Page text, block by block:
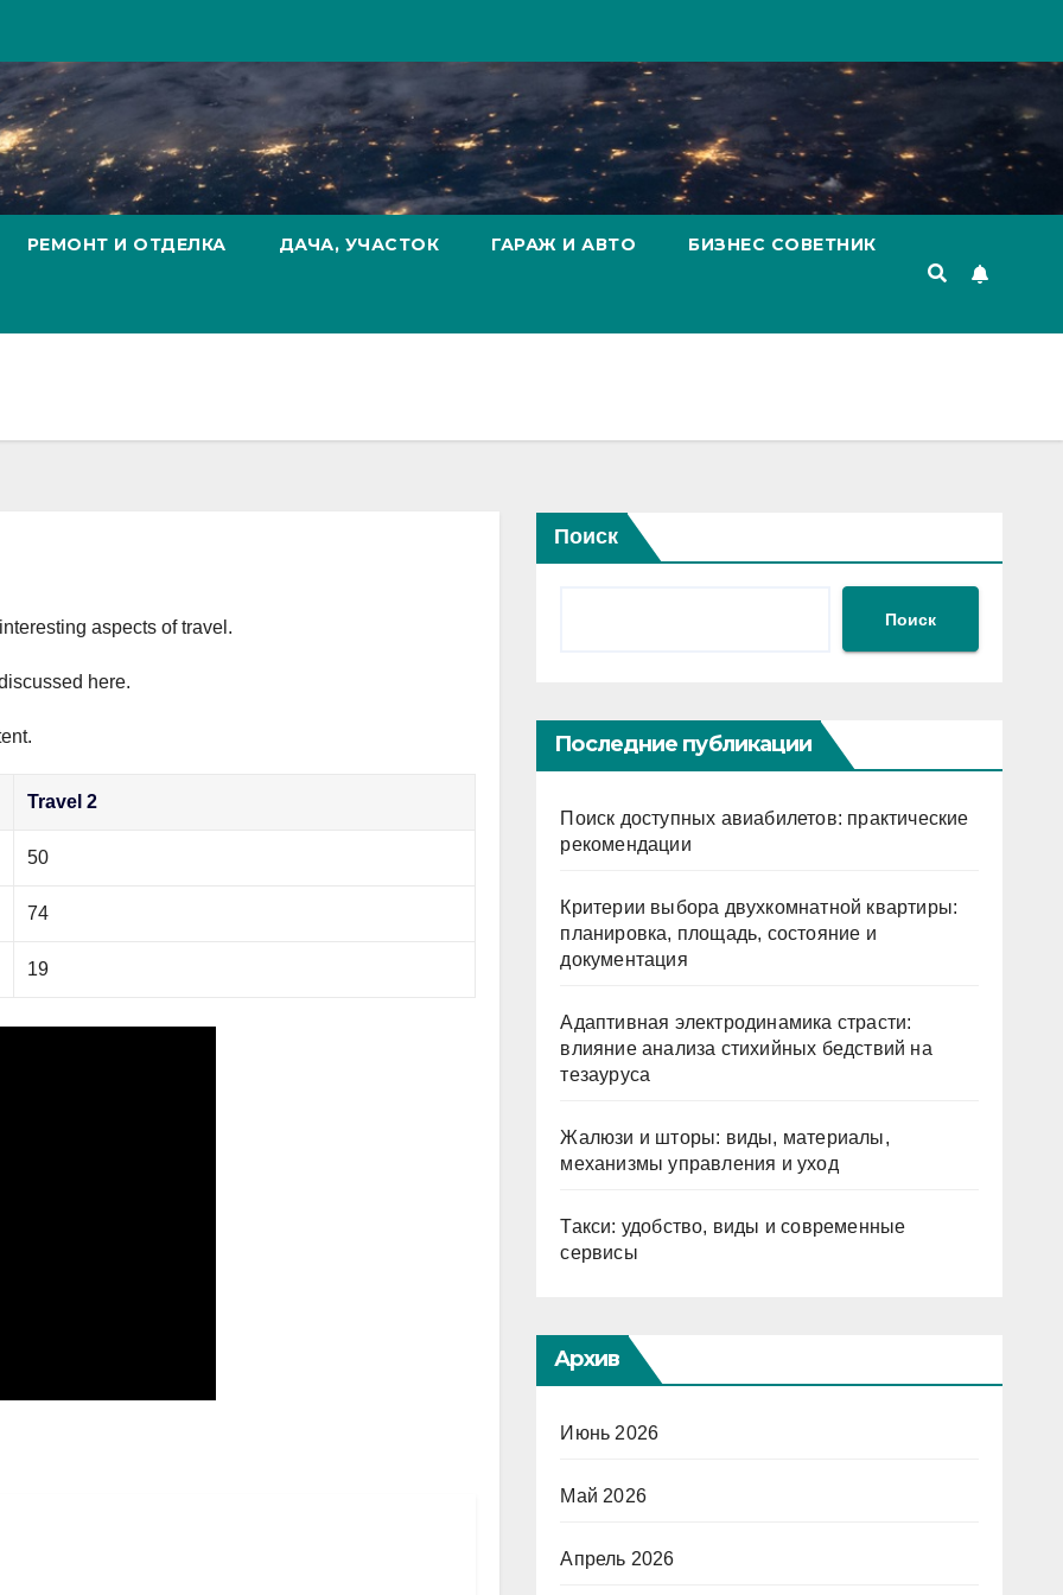
РЕМОНТ И ОТДЕЛКА ДАЧА, УЧАСТОК ГАРАЖ И АВТО БИЗНЕС СОВЕТНИК
aspects of travel.
here.
Travel 2
50
74
19
Поиск
Поиск
Последние публикации
Поиск доступных авиабилетов: практические
рекомендации
Критерии выбора двухкомнатной квартиры:
планировка, площадь, состояние и
документация
Адаптивная электродинамика страсти:
влияние анализа стихийных бедствий на
тезауруса
Жалюзи и шторы: виды, материалы,
механизмы управления и уход
Такси: удобство, виды и современные
сервисы
Архив
Июнь 2026
Май 2026
Апрель 2026